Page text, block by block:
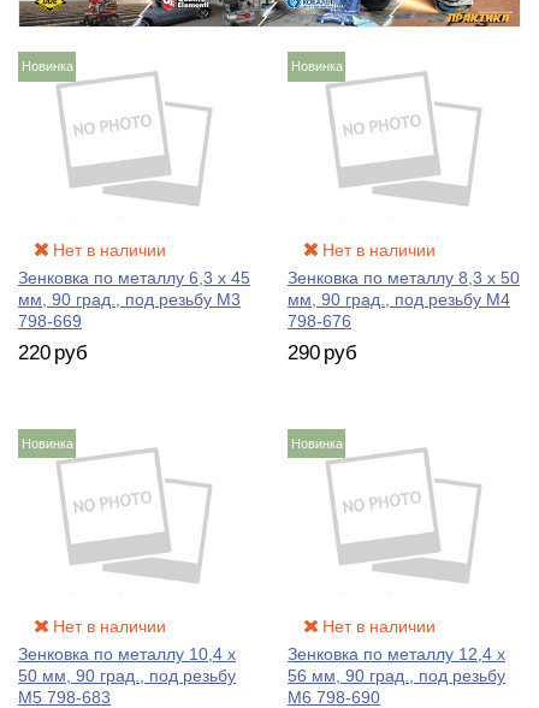
Новинка
Нет в наличии
Зенковка по металлу 6,3 х 45
мм, 90 град., под резьбу М3
798-669
220 руб
Новинка
Нет в наличии
Зенковка по металлу 8,3 х 50
мм, 90 град., под резьбу М4
798-676
290 руб
Новинка
Нет в наличии
Зенковка по металлу 10,4 х
50 мм, 90 град., под резьбу
М5 798-683
Новинка
Нет в наличии
Зенковка по металлу 12,4 х
56 мм, 90 град., под резьбу
М6 798-690